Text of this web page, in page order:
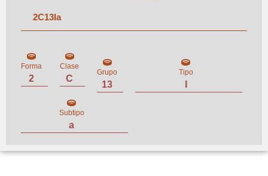
2C13Ia
Forma
2
Clase
C
Grupo
13
Tipo
Subtipo
a